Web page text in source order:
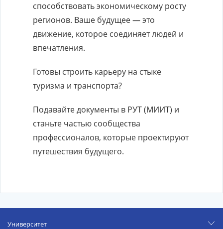
способствовать экономическому росту
регионов. Ваше будущее — это
движение, которое соединяет людей и
впечатления.
Готовы строить карьеру на стыке
туризма и транспорта?
Подавайте документы в РУТ (МИИТ) и
станьте частью сообщества
профессионалов, которые проектируют
путешествия будущего.
Университет